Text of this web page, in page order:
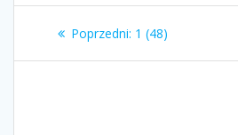
Nawigacja
wpisu
Poprzedni: Poprzedni
1 (48)